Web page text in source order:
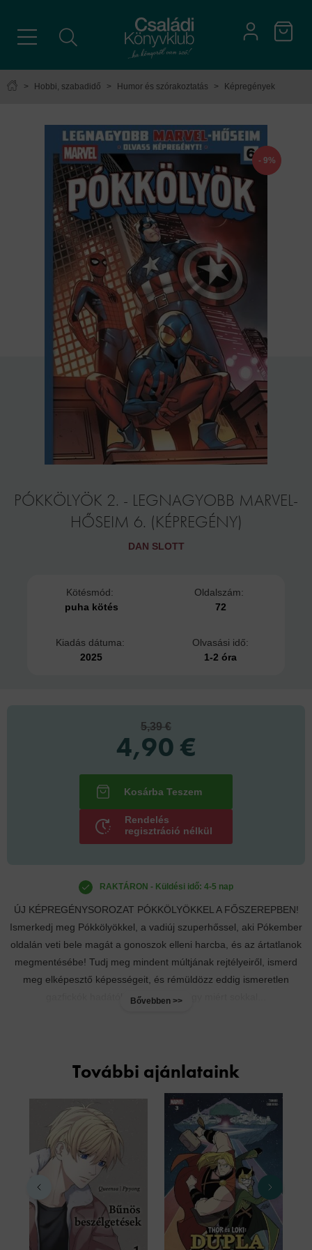
> Hobbi, szabadidő > Humor és szórakoztatás > Képregények
- 9%
PÓKKÖLYÖK 2. - LEGNAGYOBB MARVEL-
HŐSEIM 6. (KÉPREGÉNY)
DAN SLOTT
Kötésmód:
puha kötés
Oldalszám:
72
Kiadás dátuma:
2025
Olvasási idő:
1-2 óra
ÚJ KÉPREGÉNYSOROZAT PÓKKÖLYÖKKEL A FŐSZEREPBEN!
Ismerkedj meg Pókkölyökkel, a vadiúj szuperhőssel, aki Pókember
oldalán veti bele magát a gonoszok elleni harcba, és az ártatlanok
megmentésébe! Tudj meg mindent múltjának rejtélyeiről, ismerd
meg elképesztő képességeit, és rémüldözz eddig ismeretlen
gazfickók hadától! Fedezd fel, hogy miért sokkal...
Bővebben >>
RAKTÁRON - Küldési idő: 4-5 nap
5,39 €
4,90 €
Rendelés
regisztráció nélkül
További ajánlataink